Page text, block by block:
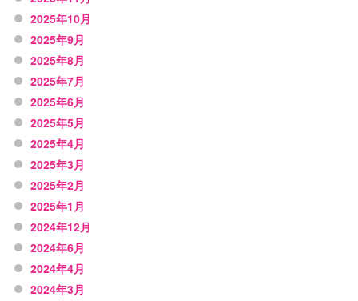
2025年10月
2025年9月
2025年8月
2025年7月
2025年6月
2025年5月
2025年4月
2025年3月
2025年2月
2025年1月
2024年12月
2024年6月
2024年4月
2024年3月